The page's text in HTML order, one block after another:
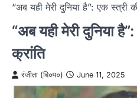
“अब यही मेरी दुनिया है”: एक स्त्री
“अब यही मेरी दुनिया
क्रांति
रंजीता (बि०प०) June 11, 2025